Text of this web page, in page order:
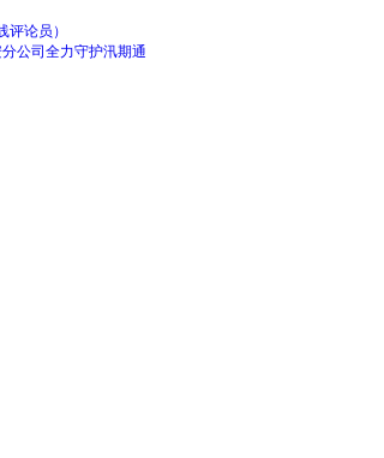
论员）
公司全力守护汛期通